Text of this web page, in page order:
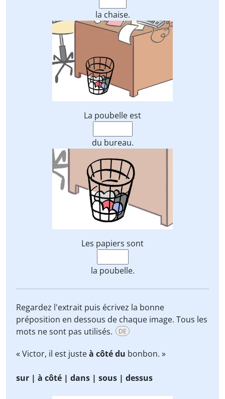
la chaise.
La poubelle est
du bureau.
Les papiers sont
la poubelle.
Regardez l'extrait puis écrivez la bonne
préposition en dessous de chaque image. Tous les
mots ne sont pas utilisés.
DE
« Victor, il est justeà côté du bonbon. »
sur | à côté | dans | sous | dessus